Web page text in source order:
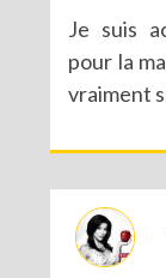
Je suis
pour la
vraiment